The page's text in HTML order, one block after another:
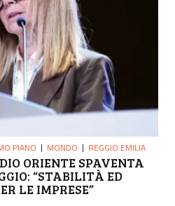
PIANO MONDO REGGIO EMILIA
ORIENTE SPAVENTA
“STABILITÀ ED
LE IMPRESE”